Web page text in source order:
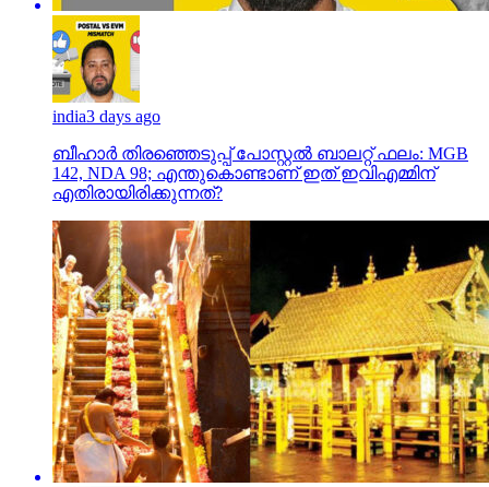
ബീഹാർ തിരഞ്ഞെടുപ്പ് പോസ്റ്റൽ ബാലറ്റ് ഫലം: MGB
142, NDA 98; എന്തുകൊണ്ടാണ് ഇത് ഇവിഎമ്മിന്
എതിരായിരിക്കുന്നത്?
kerala
2 days ago